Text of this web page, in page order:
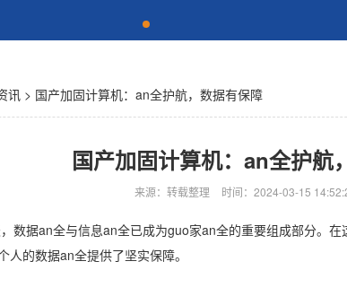
讯 > 国产加固计算机：an全护航，数据有保障
国产加固计算机：an全护航
来源：转载整理 时间：2024-03-15
数据an全与信息an全已成为guo家an全的重要组成部分。
的数据an全提供了坚实保障。